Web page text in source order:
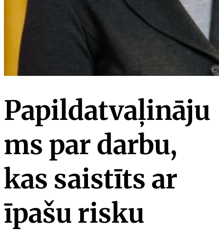
Papildatvaļināju
ms par darbu,
kas saistīts ar
īpašu risku